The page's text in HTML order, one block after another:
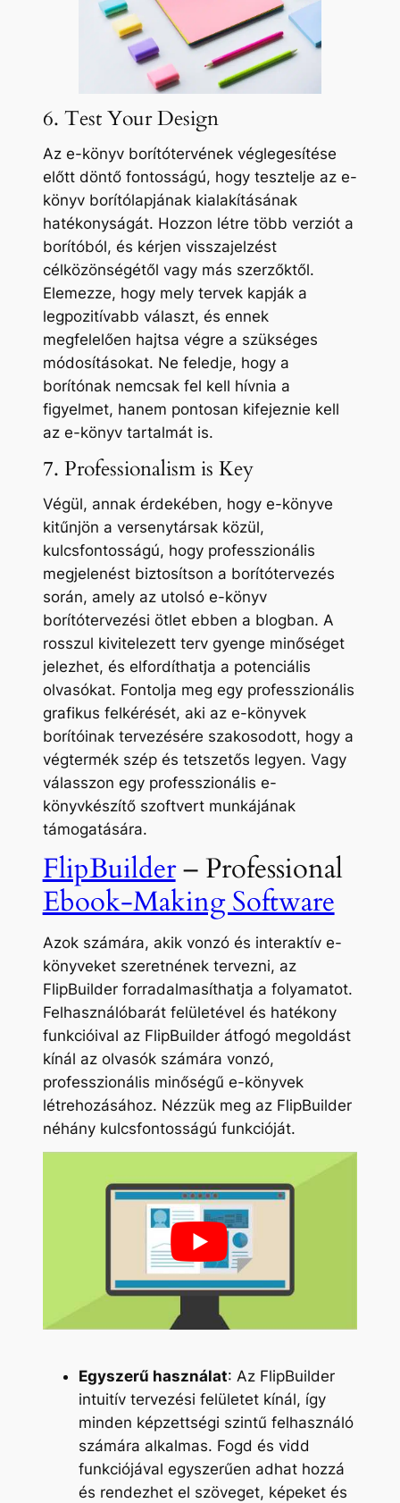
6. Test Your Design
Az e-könyv borítótervének véglegesítése
előtt döntő fontosságú, hogy tesztelje az e-
könyv borítólapjának kialakításának
hatékonyságát. Hozzon létre több verziót a
borítóból, és kérjen visszajelzést
célközönségétől vagy más szerzőktől.
Elemezze, hogy mely tervek kapják a
legpozitívabb választ, és ennek
megfelelően hajtsa végre a szükséges
módosításokat. Ne feledje, hogy a
borítónak nemcsak fel kell hívnia a
figyelmet, hanem pontosan kifejeznie kell
az e-könyv tartalmát is.
7. Professionalism is Key
Végül, annak érdekében, hogy e-könyve
kitűnjön a versenytársak közül,
kulcsfontosságú, hogy professzionális
megjelenést biztosítson a borítótervezés
során, amely az utolsó e-könyv
borítótervezési ötlet ebben a blogban. A
rosszul kivitelezett terv gyenge minőséget
jelezhet, és elfordíthatja a potenciális
olvasókat. Fontolja meg egy professzionális
grafikus felkérését, aki az e-könyvek
borítóinak tervezésére szakosodott, hogy a
végtermék szép és tetszetős legyen. Vagy
válasszon egy professzionális e-
könyvkészítő szoftvert munkájának
támogatására.
FlipBuilder– Professional
Ebook-Making Software
Azok számára, akik vonzó és interaktív e-
könyveket szeretnének tervezni, az
FlipBuilder forradalmasíthatja a folyamatot.
Felhasználóbarát felületével és hatékony
funkcióival az FlipBuilder átfogó megoldást
kínál az olvasók számára vonzó,
professzionális minőségű e-könyvek
létrehozásához. Nézzük meg az FlipBuilder
néhány kulcsfontosságú funkcióját.
Egyszerű használat: Az FlipBuilder
intuitív tervezési felületet kínál, így
minden képzettségi szintű felhasználó
számára alkalmas. Fogd és vidd
funkciójával egyszerűen adhat hozzá
és rendezhet el szöveget, képeket és